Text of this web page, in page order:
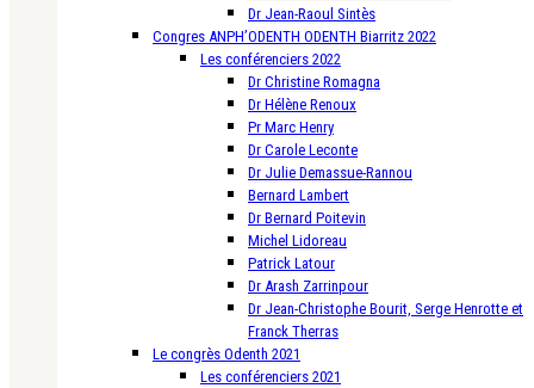
Dr Jean-Raoul Sintès
Congres ANPH’ODENTH ODENTH Biarritz 2022
Les conférenciers 2022
Dr Christine Romagna
Dr Hélène Renoux
Pr Marc Henry
Dr Carole Leconte
Dr Julie Demassue-Rannou
Bernard Lambert
Dr Bernard Poitevin
Michel Lidoreau
Patrick Latour
Dr Arash Zarrinpour
Dr Jean-Christophe Bourit, Serge Henrotte et
Franck Therras
Le congrès Odenth 2021
Les conférenciers 2021